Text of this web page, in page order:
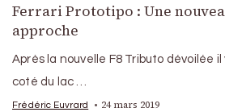
Ferrari Prototipo : Une
approche
Après la nouvelle F8 Tributo dévoilée
coté du lac …
Frédéric Euvrard 24 mars 2019